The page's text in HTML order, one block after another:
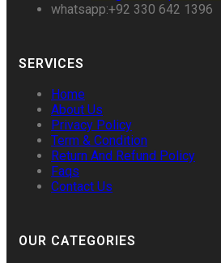
whatsapp:+92 330 642 1396
SERVICES
Home
About Us
Privacy Policy
Term & Condition
Return And Refund Policy
Faqs
Contact Us
OUR CATEGORIES